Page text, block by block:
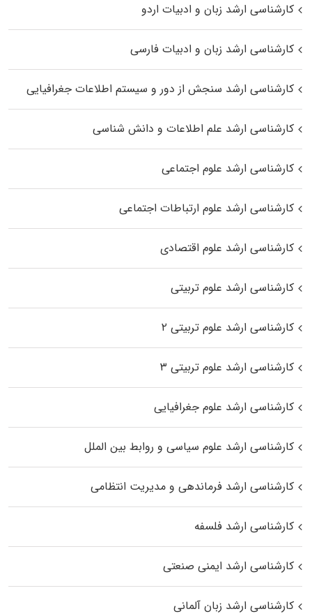
کارشناسی ارشد زبان و ادبیات اردو
کارشناسی ارشد زبان و ادبیات فارسی
کارشناسی ارشد سنجش از دور و سیستم اطلاعات جغرافیایی
کارشناسی ارشد علم اطلاعات و دانش شناسی
کارشناسی ارشد علوم اجتماعی
کارشناسی ارشد علوم ارتباطات اجتماعی
کارشناسی ارشد علوم اقتصادی
کارشناسی ارشد علوم تربیتی
کارشناسی ارشد علوم تربیتی ۲
کارشناسی ارشد علوم تربیتی ۳
کارشناسی ارشد علوم جغرافیایی
کارشناسی ارشد علوم سیاسی و روابط بین الملل
کارشناسی ارشد فرماندهی و مدیریت انتظامی
کارشناسی ارشد فلسفه
کارشناسی ارشد ایمنی صنعتی
کارشناسی ارشد زبان آلمانی